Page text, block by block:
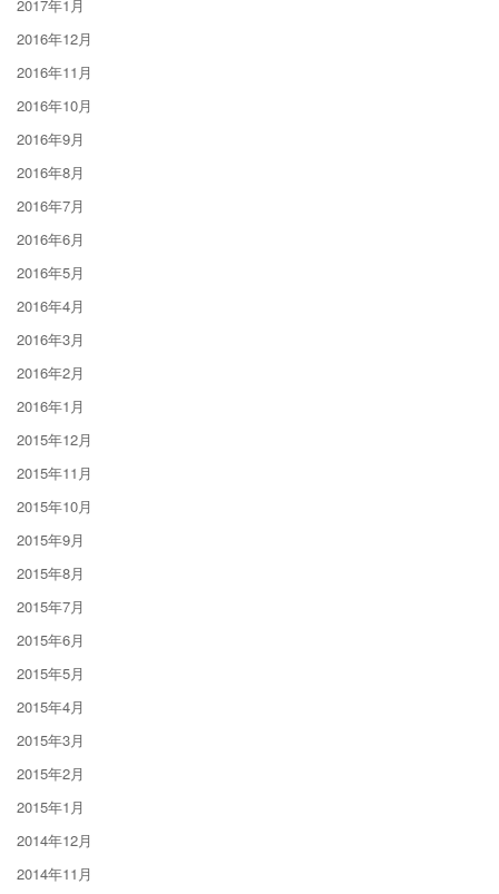
2017年1月
2016年12月
2016年11月
2016年10月
2016年9月
2016年8月
2016年7月
2016年6月
2016年5月
2016年4月
2016年3月
2016年2月
2016年1月
2015年12月
2015年11月
2015年10月
2015年9月
2015年8月
2015年7月
2015年6月
2015年5月
2015年4月
2015年3月
2015年2月
2015年1月
2014年12月
2014年11月